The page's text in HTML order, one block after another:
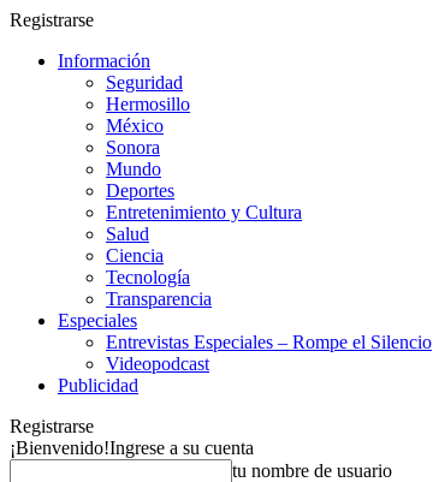
Registrarse
Información
Seguridad
Hermosillo
México
Sonora
Mundo
Deportes
Entretenimiento y Cultura
Salud
Ciencia
Tecnología
Transparencia
Especiales
Entrevistas Especiales – Rompe el Silencio
Videopodcast
Publicidad
Registrarse
¡Bienvenido!Ingrese a su cuenta
tu nombre de usuario